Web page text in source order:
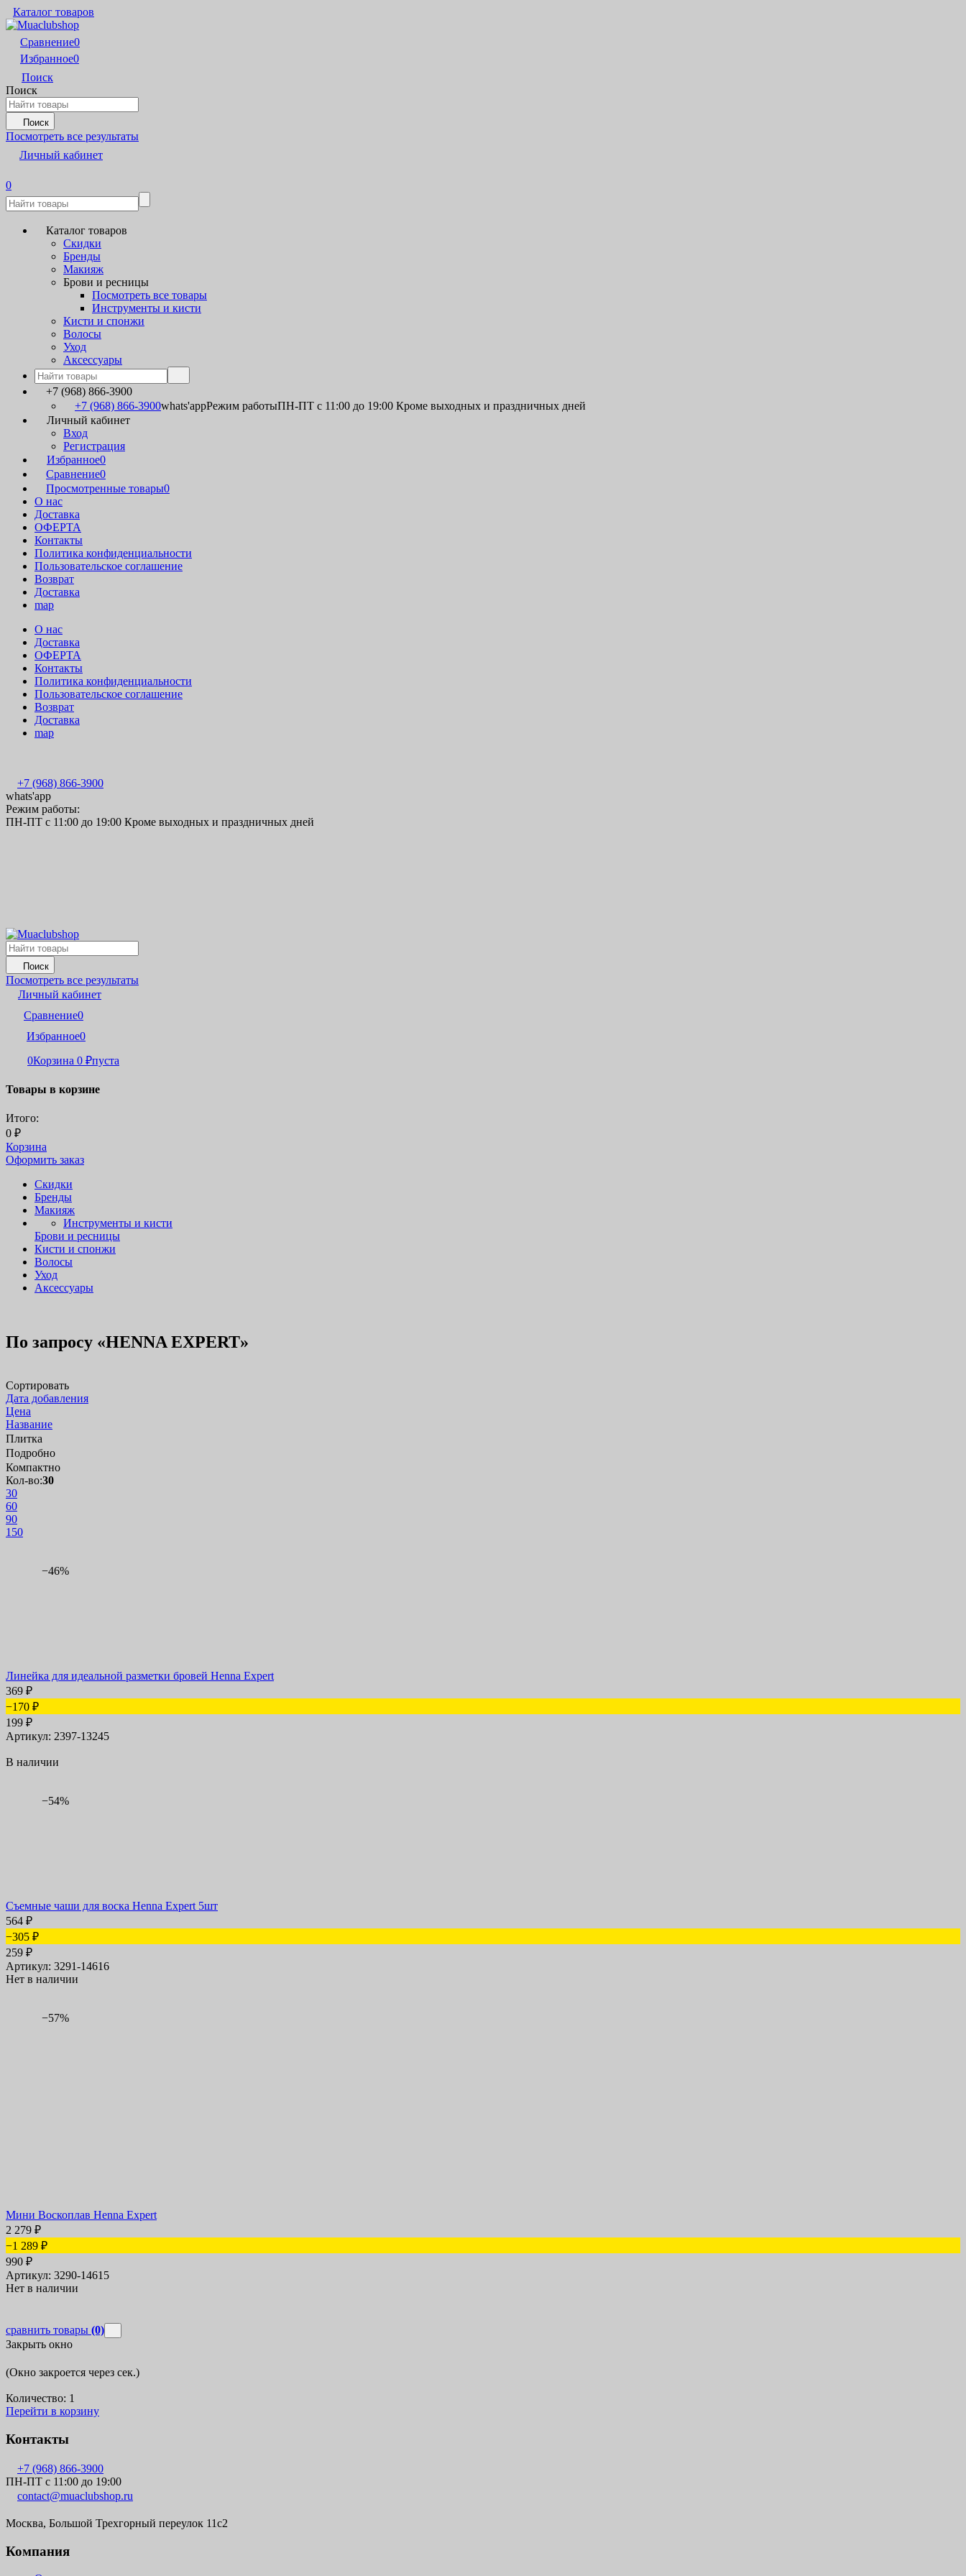
Каталог товаров
Сравнение0
Избранное0
Поиск
Поиск
Поиск
Посмотреть все результаты
Личный кабинет
0
Каталог товаров
Скидки
Бренды
Макияж
Брови и ресницы
Посмотреть все товары
Инструменты и кисти
Кисти и спонжи
Волосы
Уход
Аксессуары
+7 (968) 866-3900
+7 (968) 866-3900whats'appРежим работыПН-ПТ с 11:00 до 19:00 Кроме выходных и праздничных дней
Личный кабинет
Вход
Регистрация
Избранное0
Сравнение0
Просмотренные товары0
О нас
Доставка
ОФЕРТА
Контакты
Политика конфиденциальности
Пользовательское соглашение
Возврат
Доставка
map
О нас
Доставка
ОФЕРТА
Контакты
Политика конфиденциальности
Пользовательское соглашение
Возврат
Доставка
map
+7 (968) 866-3900
whats'app
Режим работы:
ПН-ПТ с 11:00 до 19:00 Кроме выходных и праздничных дней
Поиск
Посмотреть все результаты
Личный кабинет
Сравнение0
Избранное0
0Корзина 0 ₽пуста
Товары в корзине
Итого:
0 ₽
Корзина
Оформить заказ
Скидки
Бренды
Макияж
Инструменты и кисти
Брови и ресницы
Кисти и спонжи
Волосы
Уход
Аксессуары
По запросу «HENNA EXPERT»
Сортировать
Дата добавления
Цена
Название
Плитка
Подробно
Компактно
Кол-во:30
30
60
90
150
−46%
Линейка для идеальной разметки бровей Henna Expert
369 ₽
−170 ₽
199 ₽
Артикул: 2397-13245
В наличии
−54%
Съемные чаши для воска Henna Expert 5шт
564 ₽
−305 ₽
259 ₽
Артикул: 3291-14616
Нет в наличии
−57%
Мини Воскоплав Henna Expert
2 279 ₽
−1 289 ₽
990 ₽
Артикул: 3290-14615
Нет в наличии
сравнить товары (0)
Закрыть окно
(Окно закроется через сек.)
Количество: 1
Перейти в корзину
Контакты
+7 (968) 866-3900
ПН-ПТ с 11:00 до 19:00
contact@muaclubshop.ru
Москва, Большой Трехгорный переулок 11с2
Компания